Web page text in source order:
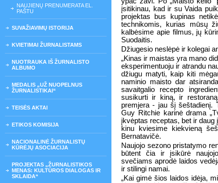
NAUJIENŲ PRENUMERATA EL.
PAŠTU
SUVAŽIAVIMŲ ISTORIJA
KVIETIMAI ŽURNALISTAMS
NUOTRAUKA IŠ ŽURNALISTO
ALBUMO
MEDALIS „UŽ NUOPELNUS
ŽURNALISTIKAI“
TEISĖS AKTAI
ETIKOS KOMISIJA
NACIONALINĖ ŽURNALISTŲ
KŪRĖJŲ ASOCIACIJA
PROJEKTAS „ŽURNALISTIKOS
MENAS: KULTŪROS DIALOGAS IR
SKLAIDA“
įsitikinau, kad ir su Vaida
projektas bus kupinas
technikomis, kurias mūsų
kalbėsime apie filmus, jų
Suodaitis.
Džiugesio neslėpė ir kolegai
„Kinas ir maistas yra mano
eksperimentuoju ir atrandu
džiugu matyti, kaip kiti
naminio maisto dar
savaitgalio recepto
susikurti ir kiną, ir
premjera - jau šį šeštadienį.
Guy Ritchie karinė drama
įkvėptas receptas, bet ir daug
kinu kviesime kiekvieną
Bernatavičė.
Naujojo sezono pristatymo
būtent čia ir įsikūrė
svečiams aprodė laidos
ir stilingi namai.
„Kai gimė šios laidos idėja,